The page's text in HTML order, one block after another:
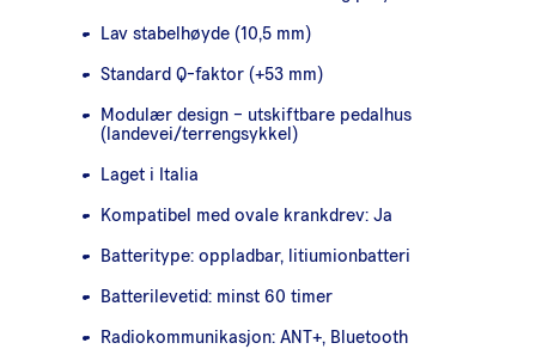
Lav stabelhøyde (10,5 mm)
Standard Q-faktor (+53 mm)
Modulær design – utskiftbare pedalhus
(landevei/terrengsykkel)
Laget i Italia
Kompatibel med ovale krankdrev: Ja
Batteritype: oppladbar, litiumionbatteri
Batterilevetid: minst 60 timer
Radiokommunikasjon: ANT+, Bluetooth